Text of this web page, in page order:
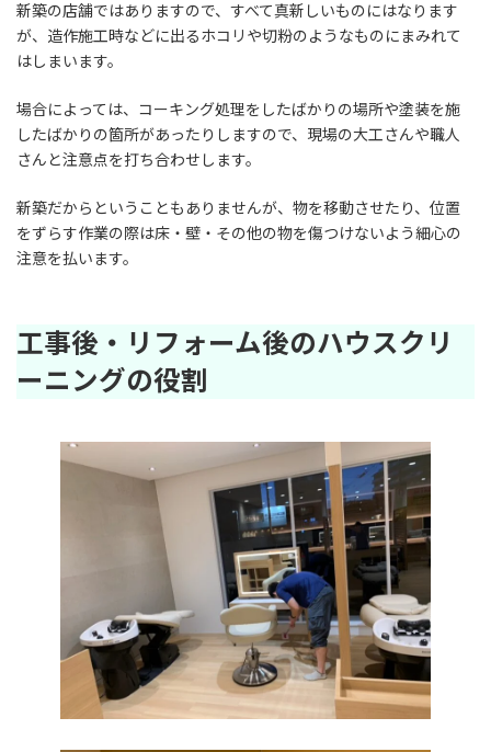
新築の店舗ではありますので、すべて真新しいものにはなります
が、造作施工時などに出るホコリや切粉のようなものにまみれて
はしまいます。
場合によっては、コーキング処理をしたばかりの場所や塗装を施
したばかりの箇所があったりしますので、現場の大工さんや職人
さんと注意点を打ち合わせします。
新築だからということもありませんが、物を移動させたり、位置
をずらす作業の際は床・壁・その他の物を傷つけないよう細心の
注意を払います。
工事後・リフォーム後のハウスクリ
ーニングの役割